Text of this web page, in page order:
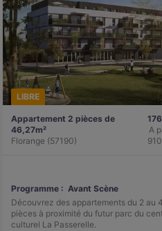
LIBRE
Appartement 2 pièces de
46,27m²
Florange (57190)
A
Programme : Avant Scène
Découvrez des appartements du 2 au 4
pièces à proximité du futur parc du
culturel La Passerelle.